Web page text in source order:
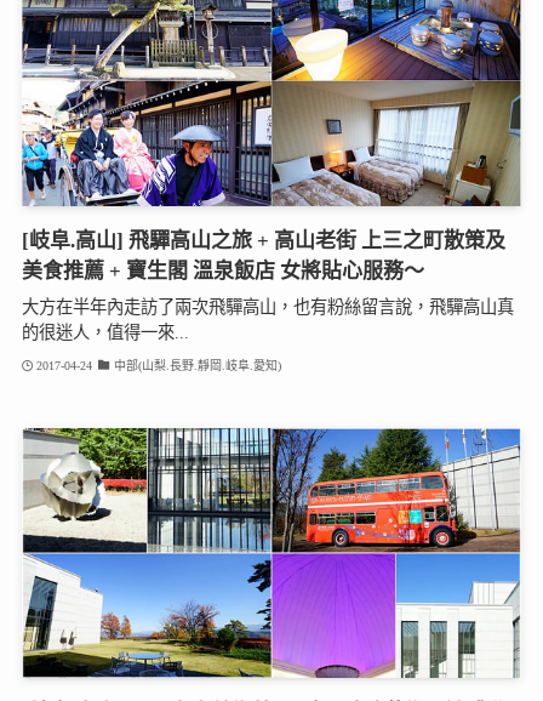
[岐阜.高山] 飛驒高山之旅 + 高山老街 上三之町散策及
美食推薦 + 寶生閣 溫泉飯店 女將貼心服務～
大方在半年內走訪了兩次飛驒高山，也有粉絲留言說，飛驒高山真
的很迷人，值得一來...
2017-04-24 中部(山梨.長野.靜岡.岐阜.愛知)